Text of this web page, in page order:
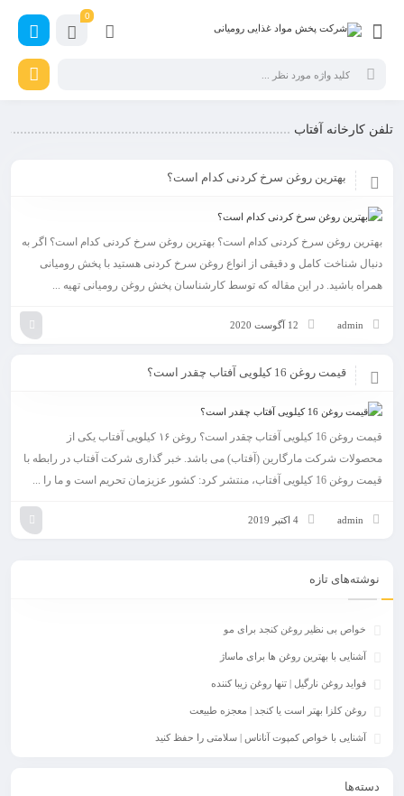
0
تلفن کارخانه آفتاب
بهترین روغن سرخ کردنی کدام است؟
بهترین روغن سرخ کردنی کدام است؟ بهترین روغن سرخ کردنی کدام است؟ اگر به
دنبال شناخت کامل و دقیقی از انواع روغن سرخ کردنی هستید با پخش رومیانی
همراه باشید. در این مقاله که توسط کارشناسان پخش روغن رومیانی تهیه ...
admin 12 آگوست 2020
قیمت روغن 16 کیلویی آفتاب چقدر است؟
قیمت روغن 16 کیلویی آفتاب چقدر است؟ روغن ۱۶ کیلویی آفتاب یکی از
محصولات شرکت مارگارین (آفتاب) می باشد. خبر گذاری شرکت آفتاب در رابطه با
قیمت روغن 16 کیلویی آفتاب، منتشر کرد: کشور عزیزمان تحریم است و ما را ...
admin 4 اکتبر 2019
نوشته‌های تازه
خواص بی نظیر روغن کنجد برای مو
آشنایی با بهترین روغن ها برای ماساژ
فواید روغن نارگیل | تنها روغن زیبا کننده
روغن کلزا بهتر است یا کنجد | معجزه طبیعت
آشنایی با خواص کمپوت آناناس | سلامتی را حفظ کنید
دسته‌ها